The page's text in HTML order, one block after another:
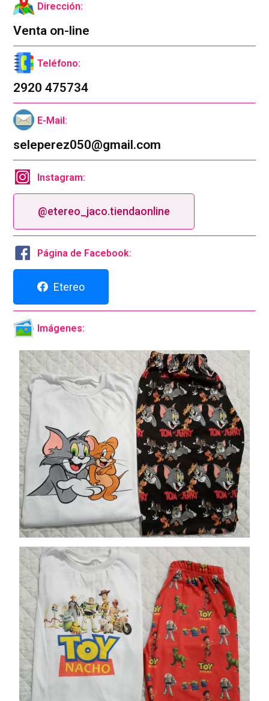
Dirección:
Venta on-line
Teléfono:
2920 475734
E-Mail:
seleperez050@gmail.com
Instagram:
@etereo_jaco.tiendaonline
Página de Facebook:
Etereo
Imágenes: